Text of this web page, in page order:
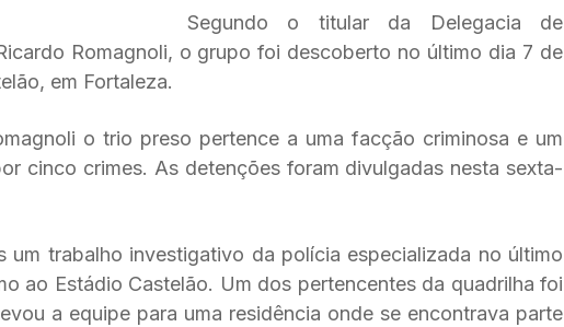
Segundo o titular da Delegacia de
Romagnoli, o grupo foi descoberto no último dia 7 de
em Fortaleza.
o trio preso pertence a uma facção criminosa e um
cinco crimes. As detenções foram divulgadas nesta sexta-
um trabalho investigativo da polícia especializada no último
ao Estádio Castelão. Um dos pertencentes da quadrilha foi
a equipe para uma residência onde se encontrava parte